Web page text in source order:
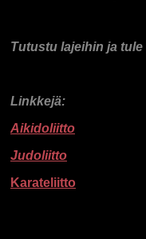
Tutustu lajeihin ja tule
Linkkejä:
Aikidoliitto
Judoliitto
Karateliitto